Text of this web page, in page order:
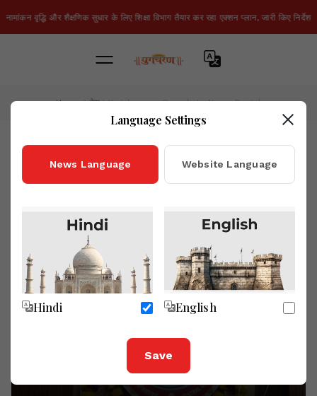
Language Settings
News Language Website Language
Hindi English
Save
नामांकन वृद्धि और शैक्षणिक सुधार के लिए शिक्षा विभाग तैयार कर रहा एक्शन प्लान, जारी किए निर्देश
Home देश Yugcharan - Complete News Portal
गांधी का कोई विकल्प नहीं - प्रो. विजयलक्ष्मी